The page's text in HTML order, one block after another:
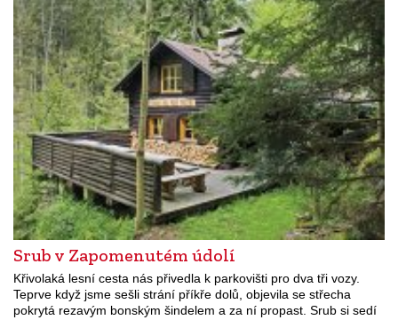
Srub v Zapomenutém údolí
Křivolaká lesní cesta nás přivedla k parkovišti pro dva tři vozy.
Teprve když jsme sešli strání příkře dolů, objevila se střecha
pokrytá rezavým bonským šindelem a za ní propast. Srub si sedí